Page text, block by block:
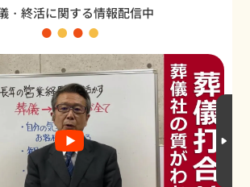
・終活に関する情報配信中